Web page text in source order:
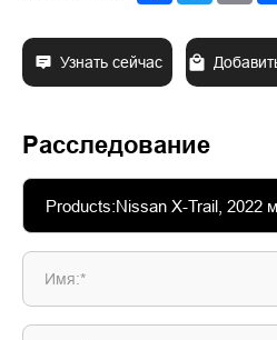
Узнать сейчас
Расследование
Имя:*